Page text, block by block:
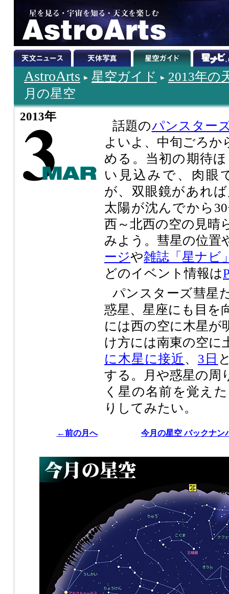
AstroArts 星空ガイド
2013年の
月の星空
2013年
話題のパンスター
よいよ、中旬ごろか
める。当初の期待
い見込みで、肉眼
が、双眼鏡があれ
太陽が沈んでから
西～北西の空の見晴
みよう。彗星の位置
ージや雑誌「星ナビ
どのイベント情報は
パンスターズ彗星
惑星、星座にも目を
には西の空に木星が
け方には南東の空に
に木星に接近、 3日
する。月や惑星の周
く星の名前を覚え
りしてみたい。
←前の月へ 今月の星空 バックナン